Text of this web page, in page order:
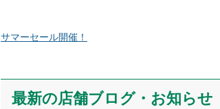
サマーセール開催！
最新の店舗ブログ・お知らせ